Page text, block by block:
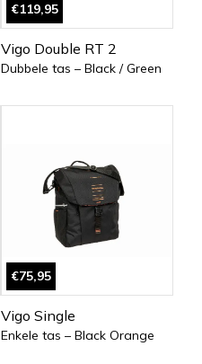
€119,95
Vigo Double RT 2
Dubbele tas – Black / Green
€75,95
Vigo Single
Enkele tas – Black Orange